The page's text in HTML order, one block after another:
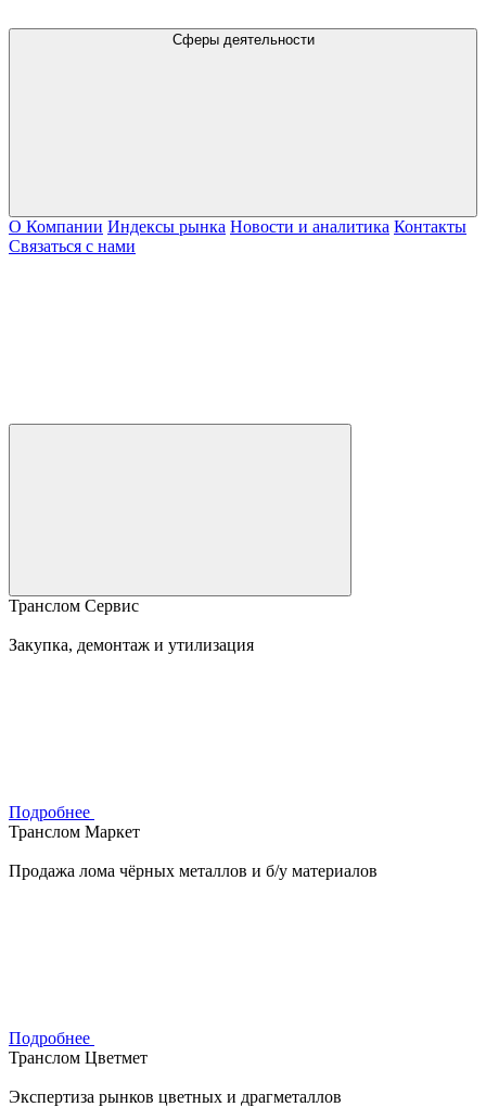
Сферы деятельности
О Компании Индексы рынка Новости и аналитика Контакты
Связаться с нами
Транслом Сервис
Закупка, демонтаж и утилизация
Подробнее
Транслом Маркет
Продажа лома чёрных металлов и б/у материалов
Подробнее
Транслом Цветмет
Экспертиза рынков цветных и драгметаллов